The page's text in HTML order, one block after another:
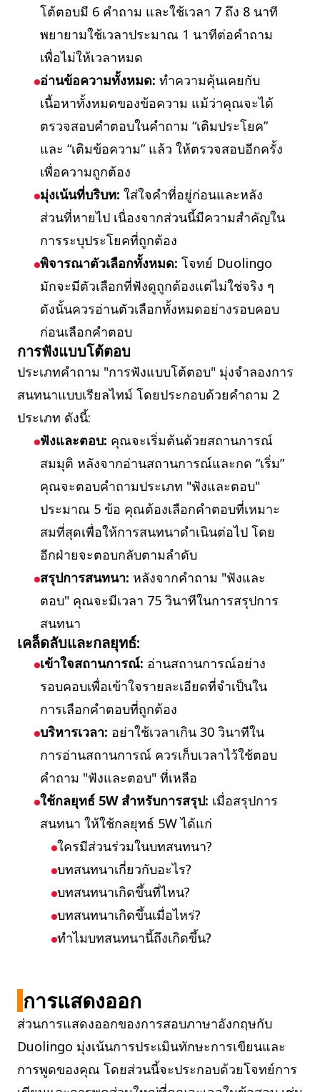
โต้ตอบมี 6 คำถาม และใช้เวลา 7 ถึง 8 นาที
พยายามใช้เวลาประมาณ 1 นาทีต่อคำถาม
เพื่อไม่ให้เวลาหมด
อ่านข้อความทั้งหมด: ทำความคุ้นเคยกับ
เนื้อหาทั้งหมดของข้อความ แม้ว่าคุณจะได้
ตรวจสอบคำตอบในคำถาม “เติมประโยค”
และ “เติมข้อความ” แล้ว ให้ตรวจสอบอีกครั้ง
เพื่อความถูกต้อง
มุ่งเน้นที่บริบท: ใส่ใจคำที่อยู่ก่อนและหลัง
ส่วนที่หายไป เนื่องจากส่วนนี้มีความสำคัญใน
การระบุประโยคที่ถูกต้อง
พิจารณาตัวเลือกทั้งหมด: โจทย์ Duolingo
มักจะมีตัวเลือกที่ฟังดูถูกต้องแต่ไม่ใช่จริง ๆ
ดังนั้นควรอ่านตัวเลือกทั้งหมดอย่างรอบคอบ
ก่อนเลือกคำตอบ
การฟังแบบโต้ตอบ
ประเภทคำถาม "การฟังแบบโต้ตอบ" มุ่งจำลองการ
สนทนาแบบเรียลไทม์ โดยประกอบด้วยคำถาม 2
ประเภท ดังนี้:
ฟังและตอบ: คุณจะเริ่มต้นด้วยสถานการณ์
สมมุติ หลังจากอ่านสถานการณ์และกด “เริ่ม”
คุณจะตอบคำถามประเภท "ฟังและตอบ"
ประมาณ 5 ข้อ คุณต้องเลือกคำตอบที่เหมาะ
สมที่สุดเพื่อให้การสนทนาดำเนินต่อไป โดย
อีกฝ่ายจะตอบกลับตามลำดับ
สรุปการสนทนา: หลังจากคำถาม "ฟังและ
ตอบ" คุณจะมีเวลา 75 วินาทีในการสรุปการ
สนทนา
เคล็ดลับและกลยุทธ์:
เข้าใจสถานการณ์: อ่านสถานการณ์อย่าง
รอบคอบเพื่อเข้าใจรายละเอียดที่จำเป็นใน
การเลือกคำตอบที่ถูกต้อง
บริหารเวลา: อย่าใช้เวลาเกิน 30 วินาทีใน
การอ่านสถานการณ์ ควรเก็บเวลาไว้ใช้ตอบ
คำถาม "ฟังและตอบ" ที่เหลือ
ใช้กลยุทธ์ 5W สำหรับการสรุป: เมื่อสรุปการ
สนทนา ให้ใช้กลยุทธ์ 5W ได้แก่
ใครมีส่วนร่วมในบทสนทนา?
บทสนทนาเกี่ยวกับอะไร?
บทสนทนาเกิดขึ้นที่ไหน?
บทสนทนาเกิดขึ้นเมื่อไหร่?
ทำไมบทสนทนานี้ถึงเกิดขึ้น?
การแสดงออก
ส่วนการแสดงออกของการสอบภาษาอังกฤษกับ
Duolingo มุ่งเน้นการประเมินทักษะการเขียนและ
การพูดของคุณ โดยส่วนนี้จะประกอบด้วยโจทย์การ